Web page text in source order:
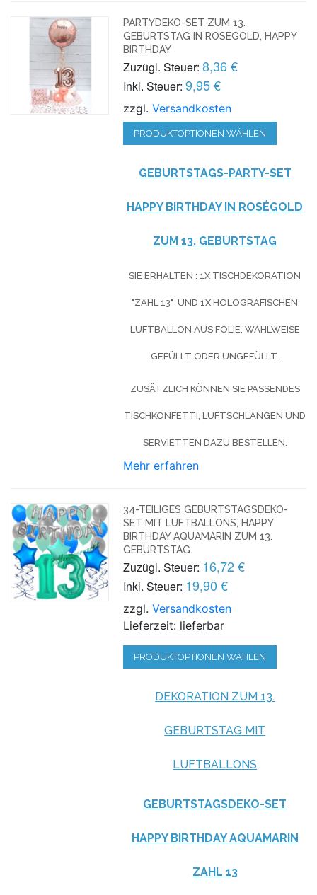
PARTYDEKO-SET ZUM 13.
GEBURTSTAG IN ROSÉGOLD, HAPPY
BIRTHDAY
Zuzügl. Steuer: 8,36 €
Inkl. Steuer: 9,95 €
zzgl.Versandkosten
PRODUKTOPTIONEN WÄHLEN
GEBURTSTAGS-PARTY-SET
HAPPY BIRTHDAY IN ROSÉGOLD
ZUM 13. GEBURTSTAG
SIEERHALTEN : 1X TISCHDEKORATION
"ZAHL 13" UND 1X HOLOGRAFISCHEN
LUFTBALLON AUS FOLIE, WAHLWEISE
GEFÜLLT ODER UNGEFÜLLT.
ZUSÄTZLICH KÖNNEN SIE PASSENDES
TISCHKONFETTI, LUFTSCHLANGEN UND
SERVIETTEN DAZU BESTELLEN.
Mehr erfahren
34-TEILIGES GEBURTSTAGSDEKO-
SET MIT LUFTBALLONS, HAPPY
BIRTHDAY AQUAMARIN ZUM 13.
GEBURTSTAG
Zuzügl. Steuer: 16,72 €
Inkl. Steuer: 19,90 €
zzgl.Versandkosten
Lieferzeit: lieferbar
PRODUKTOPTIONEN WÄHLEN
DEKORATION ZUM 13.
GEBURTSTAG MIT
LUFTBALLONS
GEBURTSTAGSDEKO-SET
HAPPY BIRTHDAY AQUAMARIN
ZAHL 13